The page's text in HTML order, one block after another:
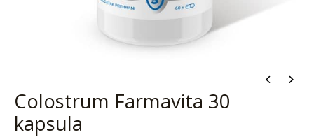
Colostrum Farmavita 30
kapsula